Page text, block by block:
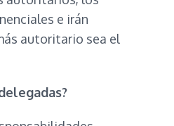
e irán
autoritario sea el